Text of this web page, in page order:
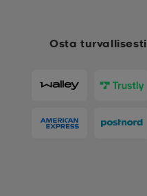
Osta turvallisesti